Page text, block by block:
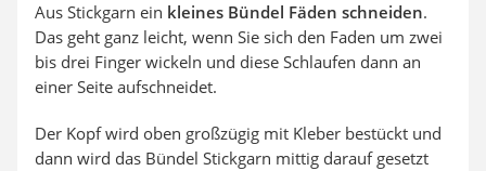
Aus Stickgarn ein kleines Bündel Fäden schneiden.
Das geht ganz leicht, wenn Sie sich den Faden um zwei
bis drei Finger wickeln und diese Schlaufen dann an
einer Seite aufschneidet.
Der Kopf wird oben großzügig mit Kleber bestückt und
dann wird das Bündel Stickgarn mittig darauf gesetzt